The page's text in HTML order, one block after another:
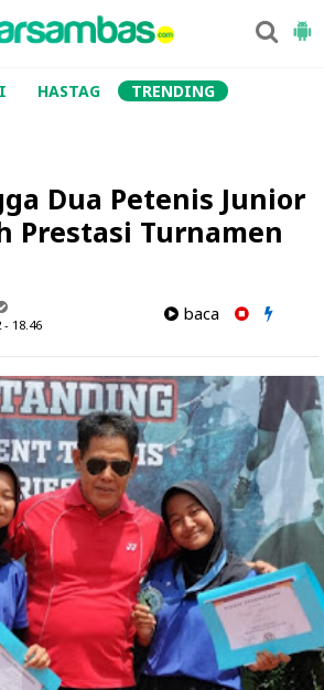
HASTAG TRENDING
Dua Petenis Junior
Prestasi Turnamen
- 18.46
baca